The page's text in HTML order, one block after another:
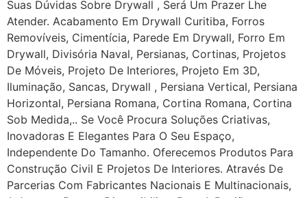
Suas Dúvidas Sobre Drywall ‎, Será Um Prazer Lhe
Atender. Acabamento Em Drywall Curitiba, Forros
Removíveis, Cimentícia, Parede Em Drywall, Forro Em
Drywall, Divisória Naval, Persianas, Cortinas, Projetos
De Móveis, Projeto De Interiores, Projeto Em 3D,
Iluminação, Sancas, Drywall , Persiana Vertical, Persiana
Horizontal, Persiana Romana, Cortina Romana, Cortina
Sob Medida,.. Se Você Procura Soluções Criativas,
Inovadoras E Elegantes Para O Seu Espaço,
Independente Do Tamanho. Oferecemos Produtos Para
Construção Civil E Projetos De Interiores. Através De
Parcerias Com Fabricantes Nacionais E Multinacionais,